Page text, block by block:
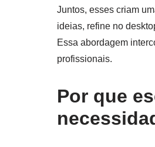
Juntos, esses criam
ideias, refine no
Essa abordagem
profissionais.
Por que